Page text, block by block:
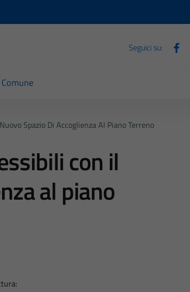
Seguici su:
Spazio Di Accoglienza Al Piano Terreno
con il
al piano